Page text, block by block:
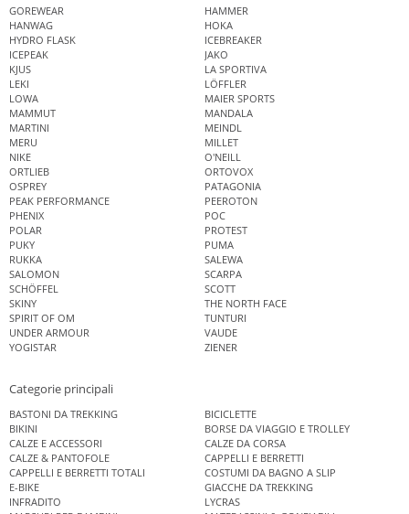
GOREWEAR
HAMMER
HANWAG
HOKA
HYDRO FLASK
ICEBREAKER
ICEPEAK
JAKO
KJUS
LA SPORTIVA
LEKI
LÖFFLER
LOWA
MAIER SPORTS
MAMMUT
MANDALA
MARTINI
MEINDL
MERU
MILLET
NIKE
O'NEILL
ORTLIEB
ORTOVOX
OSPREY
PATAGONIA
PEAK PERFORMANCE
PEEROTON
PHENIX
POC
POLAR
PROTEST
PUKY
PUMA
RUKKA
SALEWA
SALOMON
SCARPA
SCHÖFFEL
SCOTT
SKINY
THE NORTH FACE
SPIRIT OF OM
TUNTURI
UNDER ARMOUR
VAUDE
YOGISTAR
ZIENER
Categorie principali
BASTONI DA TREKKING
BICICLETTE
BIKINI
BORSE DA VIAGGIO E TROLLEY
CALZE E ACCESSORI
CALZE DA CORSA
CALZE & PANTOFOLE
CAPPELLI E BERRETTI
CAPPELLI E BERRETTI TOTALI
COSTUMI DA BAGNO A SLIP
E-BIKE
GIACCHE DA TREKKING
INFRADITO
LYCRAS